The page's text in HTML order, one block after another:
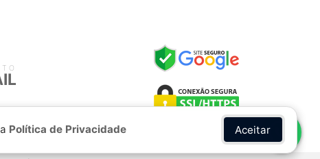
Política de Privacidade Aceitar